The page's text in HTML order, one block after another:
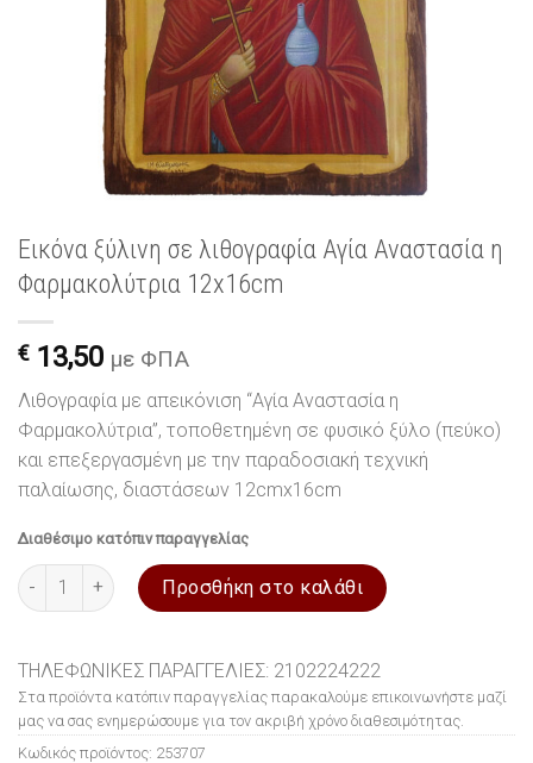
Εικόνα ξύλινη σε λιθογραφία Αγία Αναστασία η
Φαρμακολύτρια 12x16cm
€ 13,50 με ΦΠΑ
Λιθογραφία με απεικόνιση “Αγία Αναστασία η
Φαρμακολύτρια”, τοποθετημένη σε φυσικό ξύλο (πεύκο)
και επεξεργασμένη με την παραδοσιακή τεχνική
παλαίωσης, διαστάσεων 12cmx16cm
Διαθέσιμο κατόπιν παραγγελίας
Εικόνα ξύλινη σε λιθογραφία Αγία Αναστασία η
Προσθήκη στο καλάθι
ΤΗΛΕΦΩΝΙΚΕΣ ΠΑΡΑΓΓΕΛΙΕΣ: 2102224222
Στα προϊόντα κατόπιν παραγγελίας παρακαλούμε επικοινωνήστε μαζί
μας να σας ενημερώσουμε για τον ακριβή χρόνο διαθεσιμότητας.
Κωδικός προϊόντος: 253707